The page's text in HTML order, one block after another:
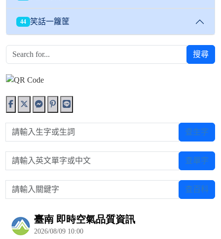
44 笑話一籮筐
搜尋
請輸入生字或生詞 查生字
請輸入英文單字或中文 查單字
請輸入關鍵字 查百科